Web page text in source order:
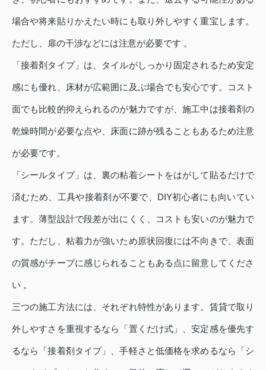
場合や将来貼りかえたい時にも取り外しやすく重宝します。
ただし、扉の干渉などには注意が必要です 。
「接着剤タイプ」は、タイルがしっかり固定されるため安定
感にも優れ、床材が広範囲に及ぶ場合でも安心です。コスト
面でも比較的抑えられるのが魅力ですが、施工中は接着剤の
乾燥時間が必要な点や、床面に跡が残ることもあるため注意
が必要です。
「シールタイプ」は、裏の粘着シートをはがして貼るだけで
済むため、工具や接着剤が不要で、DIY初心者にも向いてい
ます。薄型設計で段差が出にくく、コストも安いのが魅力で
す。ただし、粘着力が強いため原状回復には不向きで、表面
の質感がチープに感じられることもある点に留意してくださ
い 。
三つの施工方法には、それぞれ特性があります。賃貸で取り
外しやすさを重視するなら「置くだけ式」、安定感を優先す
るなら「接着剤タイプ」、手軽さと低価格を求めるなら「シ